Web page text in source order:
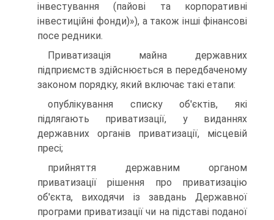
інвестування (пайові та корпоративні
інвестиційні фонди)»), а також інші фінансові
посе редники.
Приватизація майна державних
підприємств здійснюється в передбаченому
законом порядку, який включає такі етапи:
опублікування списку об'єктів, які
підлягають приватизації, у виданнях
державних органів приватизації, місцевій
пресі;
прийняття державним органом
приватизації рішення про приватизацію
об'єкта, виходячи із завдань Державної
програми приватизації чи на підставі поданої